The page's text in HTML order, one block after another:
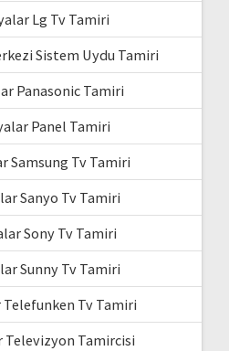
Lg Tv Tamiri
Sistem Uydu Tamiri
Panasonic Tamiri
Panel Tamiri
Samsung Tv Tamiri
Sanyo Tv Tamiri
Sony Tv Tamiri
Sunny Tv Tamiri
Telefunken Tv Tamiri
Televizyon Tamircisi